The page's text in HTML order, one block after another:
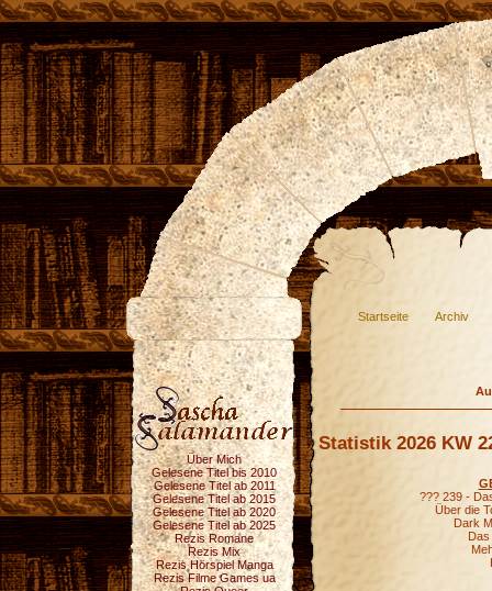
Startseite Archiv
Über Mich
Gelesene Titel bis 2010
Gelesene Titel ab 2011
Gelesene Titel ab 2015
Gelesene Titel ab 2020
Gelesene Titel ab 2025
Rezis Romane
Rezis Mix
Rezis Hörspiel Manga
Rezis Filme Games ua
Statistik 2026 KW
??? 239 -
Über die
Dark